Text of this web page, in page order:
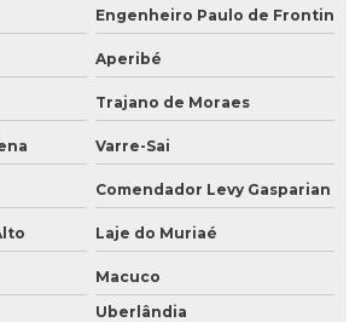
Engenheiro Paulo de Frontin
Aperibé
Trajano de Moraes
Varre-Sai
Comendador Levy Gasparian
Laje do Muriaé
Macuco
Uberlândia